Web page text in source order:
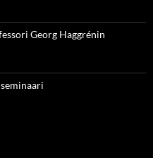
Georg Haggrénin